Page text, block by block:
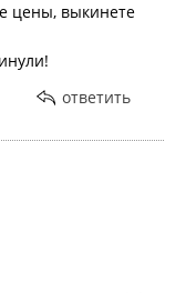
цены, выкинете
ответить